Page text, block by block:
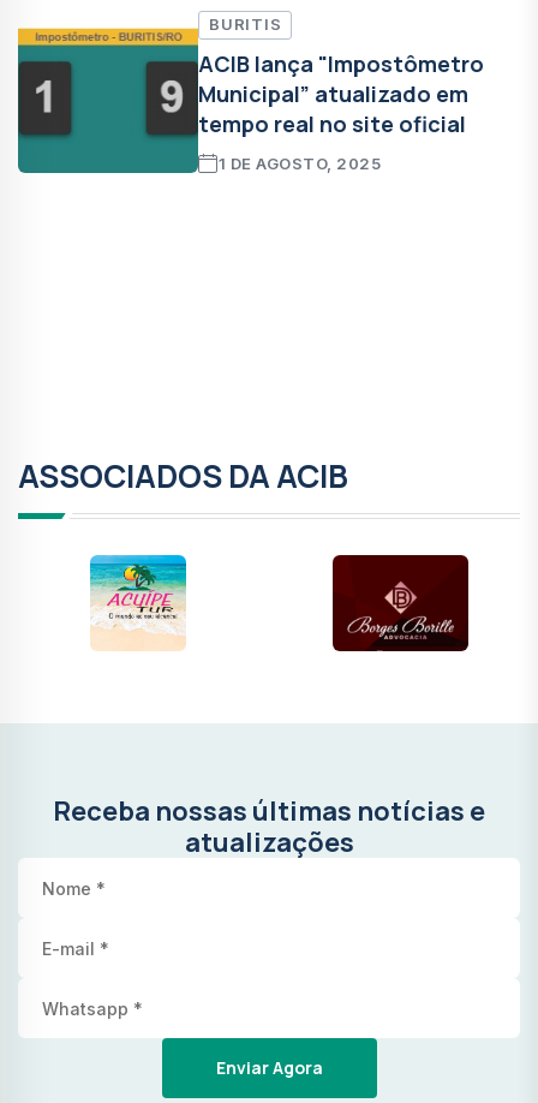
BURITIS
ACIB lança "Impostômetro
Municipal” atualizado em
tempo real no site oficial
1 DE AGOSTO, 2025
ASSOCIADOS DA ACIB
Receba nossas últimas notícias e
atualizações
Enviar Agora